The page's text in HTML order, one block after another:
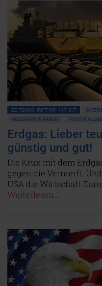
ZEITENSCHRIFT NR. 117, S.7
INSZENIERTE KRIEGE
POLITIK
Erdgas: Lieber
günstig und gut!
Die Krux mit dem
gegen die Vernunft.
USA die Wirtschaft
Weiterlesen...